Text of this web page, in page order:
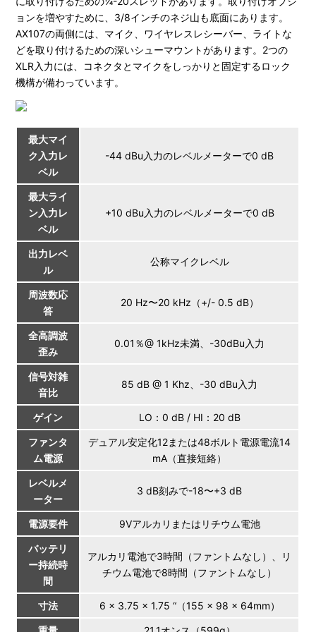
ョンを増やすために、3/8インチのネジ山も底面にあります。
AX107の両側には、マイク、ワイヤレスレシーバー、ライトな
どを取り付けるための深いシューマウントがあります。2つの
XLR入力には、コネクタとマイクをしっかりと固定するロック
機構が備わっています。
最大マイ
ク入力レ
ベル
-44 dBu入力のレベルメーターで0 dB
最大ライ
ン入力レ
ベル
+10 dBu入力のレベルメーターで0 dB
出力レベ
ル
公称マイクレベル
周波数応
答
20 Hz〜20 kHz（+/- 0.5 dB）
全高調波
歪み
0.01％@ 1kHz未満、-30dBu入力
信号対雑
音比
85 dB @ 1 Khz、-30 dBu入力
ゲイン LO：0 dB / HI：20 dB
ファンタ
ム電源
デュアル安定化12または48ボルト電源電流14
mA（直接短絡）
レベルメ
ーター
3 dB刻みで-18〜+3 dB
電源要件 9Vアルカリまたはリチウム電池
バッテリ
ー持続時
間
アルカリ電池で3時間（ファントムなし）、リ
チウム電池で8時間（ファントムなし）
寸法 6 x 3.75 x 1.75 “（155 x 98 x 64mm）